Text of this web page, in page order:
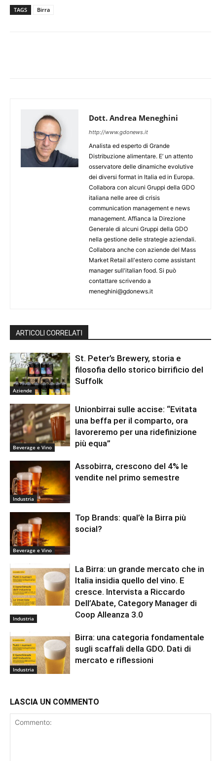
TAGS Birra
Dott. Andrea Meneghini
http://www.gdonews.it
Analista ed esperto di Grande
Distribuzione alimentare. E’ un attento
osservatore delle dinamiche evolutive
dei diversi format in Italia ed in Europa.
Collabora con alcuni Gruppi della GDO
italiana nelle aree di crisis
communication management e news
management. Affianca la Direzione
Generale di alcuni Gruppi della GDO
nella gestione delle strategie aziendali.
Collabora anche con aziende del Mass
Market Retail all'estero come assistant
manager sull'italian food. Si può
contattare scrivendo a
meneghini@gdonews.it
ARTICOLI CORRELATI
Aziende
St. Peter’s Brewery, storia e
filosofia dello storico birrificio del
Suffolk
Beverage e Vino
Unionbirrai sulle accise: “Evitata
una beffa per il comparto, ora
lavoreremo per una ridefinizione
più equa”
Industria
Assobirra, crescono del 4% le
vendite nel primo semestre
Beverage e Vino
Top Brands: qual’è la Birra più
social?
Industria
La Birra: un grande mercato che in
Italia insidia quello del vino. E
cresce. Intervista a Riccardo
Dell’Abate, Category Manager di
Coop Alleanza 3.0
Industria
Birra: una categoria fondamentale
sugli scaffali della GDO. Dati di
mercato e riflessioni
LASCIA UN COMMENTO